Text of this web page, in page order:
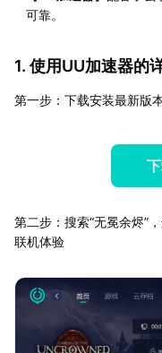
可靠。
1. 使用UU加速器的
第一步：下载安装最新版
第二步：搜索“无冕余烬”
联机体验